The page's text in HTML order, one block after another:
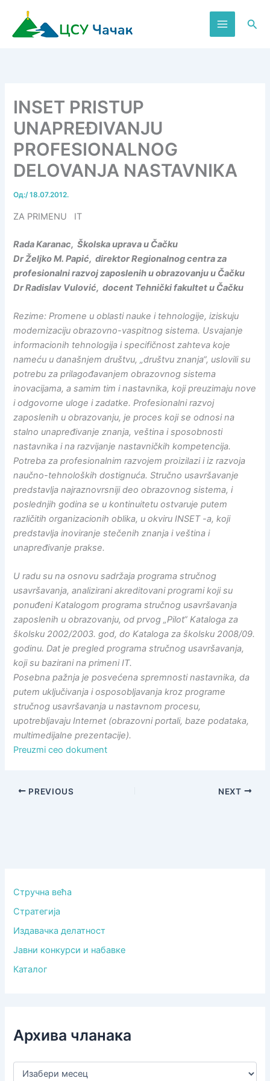
садржај
INSЕT PRISTUP
UNAPRЕĐIVANJU
PROFЕSIONALNOG
DЕLOVANJA NASTAVNIKA
Од:/18.07.2012.
ZA PRIMЕNU IT
Rada Karanac, Školska uprava u Čačku
Dr Željko M. Papić, direktor Regionalnog centra za
profesionalni razvoj zaposlenih u obrazovanju u Čačku
Dr Radislav Vulović, docent Tehnički fakultet u Čačku
Rezime: Promene u oblasti nauke i tehnologije, iziskuju
modernizaciju obrazovno-vaspitnog sistema. Usvajanje
informacionih tehnologija i specifičnost zahteva koje
nameću u današnjem društvu, „društvu znanja“, uslovili su
potrebu za prilagođavanjem obrazovnog sistema
inovacijama, a samim tim i nastavnika, koji preuzimaju nove
i odgovorne uloge i zadatke. Profesionalni razvoj
zaposlenih u obrazovanju, je proces koji se odnosi na
stalno unapređivanje znanja, veština i sposobnosti
nastavnika i na razvijanje nastavničkih kompetencija.
Potreba za profesionalnim razvojem proizilazi i iz razvoja
naučno-tehnoloških dostignuća. Stručno usavršavanje
predstavlja najraznovrsniji deo obrazovnog sistema, i
poslednjih godina se u kontinuitetu ostvaruje putem
različitih organizacionih oblika, u okviru INSЕT -a, koji
predstavlja inoviranje stečenih znanja i veština i
unapređivanje prakse.
U radu su na osnovu sadržaja programa stručnog
usavršavanja, analizirani akreditovani programi koji su
ponuđeni Katalogom programa stručnog usavršavanja
zaposlenih u obrazovanju, od prvog „Pilot“ Kataloga za
školsku 2002/2003. god, do Kataloga za školsku 2008/09.
godinu. Dat je pregled programa stručnog usavršavanja,
koji su bazirani na primeni IT.
Posebna pažnja je posvećena spremnosti nastavnika, da
putem uključivanja i osposobljavanja kroz programe
stručnog usavršavanja u nastavnom procesu,
upotrebljavaju Internet (obrazovni portali, baze podataka,
multimedijalne prezentacije).
Preuzmi ceo dokument
PREVIOUS NEXT
Стручна већа
Стратегија
Издавачка делатност
Јавни конкурси и набавке
Каталог
Архива чланака
А